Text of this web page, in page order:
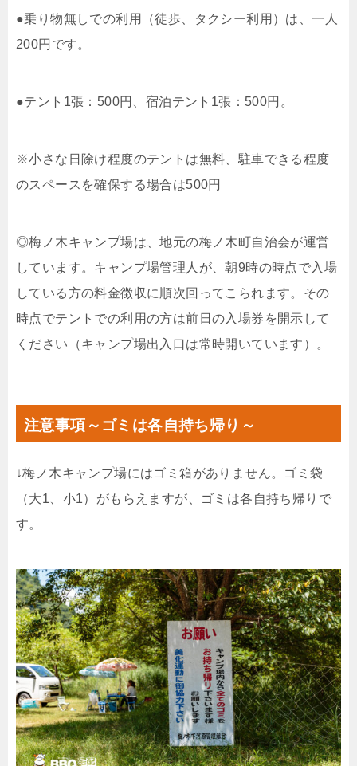
●乗り物無しでの利用（徒歩、タクシー利用）は、一人
200円です。
●テント1張：500円、宿泊テント1張：500円。
※小さな日除け程度のテントは無料、駐車できる程度
のスペースを確保する場合は500円
◎梅ノ木キャンプ場は、地元の梅ノ木町自治会が運営
しています。キャンプ場管理人が、朝9時の時点で入場
している方の料金徴収に順次回ってこられます。その
時点でテントでの利用の方は前日の入場券を開示して
ください（キャンプ場出入口は常時開いています）。
注意事項～ゴミは各自持ち帰り～
↓梅ノ木キャンプ場にはゴミ箱がありません。ゴミ袋
（大1、小1）がもらえますが、ゴミは各自持ち帰りで
す。